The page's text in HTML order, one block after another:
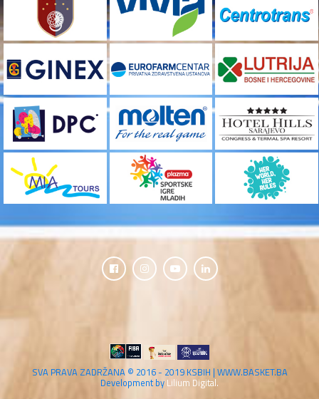
SVA PRAVA ZADRŽANA © 2016 - 2019 KSBIH | WWW.BASKET.BA
Development by Lilium Digital.